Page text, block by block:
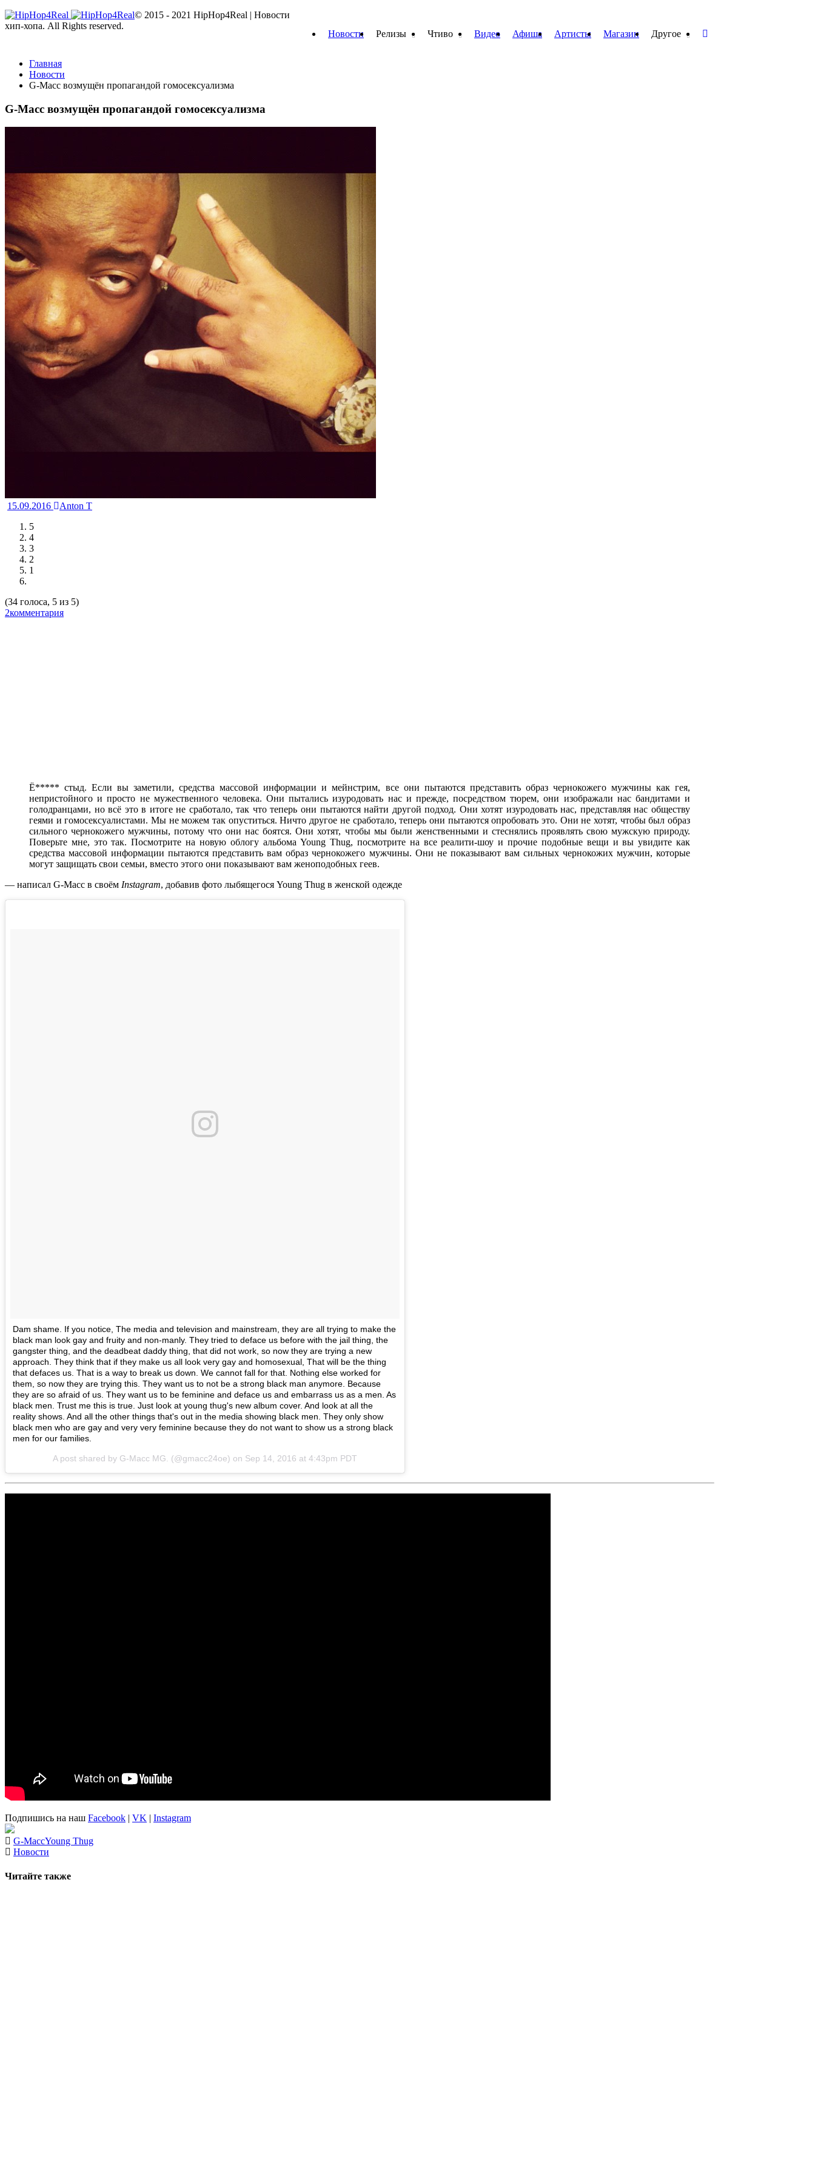
Новости Релизы Чтиво Видео Афиша Артисты Магазин Другое
Главная
Новости
G-Macc возмущён пропагандой гомосексуализма
G-Macc возмущён пропагандой гомосексуализма
15.09.2016
Anton T
5
4
3
2
1
(34 голоса, 5 из 5)
2комментария
Ё***** стыд. Если вы заметили, средства массовой информации и мейнстрим, все они пытаются представить образ чернокожего мужчины как гея,
непристойного и просто не мужественного человека. Они пытались изуродовать нас и прежде, посредством тюрем, они изображали нас бандитами и
голодранцами, но всё это в итоге не сработало, так что теперь они пытаются найти другой подход. Они хотят изуродовать нас, представляя нас обществу
геями и гомосексуалистами. Мы не можем так опуститься. Ничто другое не сработало, теперь они пытаются опробовать это. Они не хотят, чтобы был образ
сильного чернокожего мужчины, потому что они нас боятся. Они хотят, чтобы мы были женственными и стеснялись проявлять свою мужскую природу.
Поверьте мне, это так. Посмотрите на новую облогу альбомаYoung Thug, посмотрите на все реалити-шоу и прочие подобные вещи и вы увидите как
средства массовой информации пытаются представить вам образ чернокожего мужчины. Они не показывают вам сильных чернокожих мужчин, которые
могут защищать свои семьи, вместо этого они показывают вам женоподобных геев.
— написал G-Macc в своём Instagram, добавив фото лыбящегося Young Thug в женской одежде
Dam shame. If you notice, The media and television and mainstream, they are all trying to make the
black man look gay and fruity and non-manly. They tried to deface us before with the jail thing, the
gangster thing, and the deadbeat daddy thing, that did not work, so now they are trying a new
approach. They think that if they make us all look very gay and homosexual, That will be the thing
that defaces us. That is a way to break us down. We cannot fall for that. Nothing else worked for
them, so now they are trying this. They want us to not be a strong black man anymore. Because
they are so afraid of us. They want us to be feminine and deface us and embarrass us as a men. As
black men. Trust me this is true. Just look at young thug's new album cover. And look at all the
reality shows. And all the other things that's out in the media showing black men. They only show
black men who are gay and very very feminine because they do not want to show us a strong black
men for our families.
A post shared by G-Macc MG. (@gmacc24oe) on Sep 14, 2016 at 4:43pm PDT
Подпишись на наш Facebook | VK | Instagram
G-MaccYoung Thug
Новости
Читайте также
© 2015 - 2021 HipHop4Real | Новости
хип-хопа. All Rights reserved.